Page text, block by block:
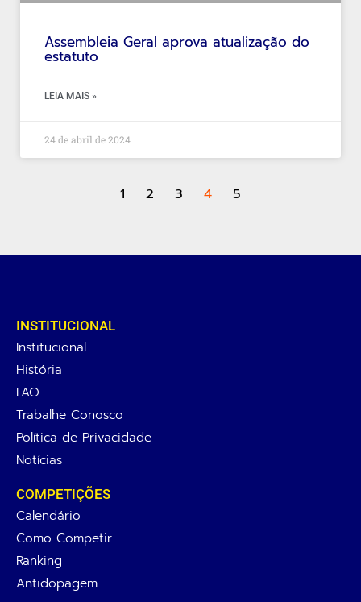
Assembleia Geral aprova atualização do
estatuto
LEIA MAIS »
24 de abril de 2024
1 2 3 4 5
INSTITUCIONAL
Institucional
História
FAQ
Trabalhe Conosco
Política de Privacidade
Notícias
COMPETIÇÕES
Calendário
Como Competir
Ranking
Antidopagem